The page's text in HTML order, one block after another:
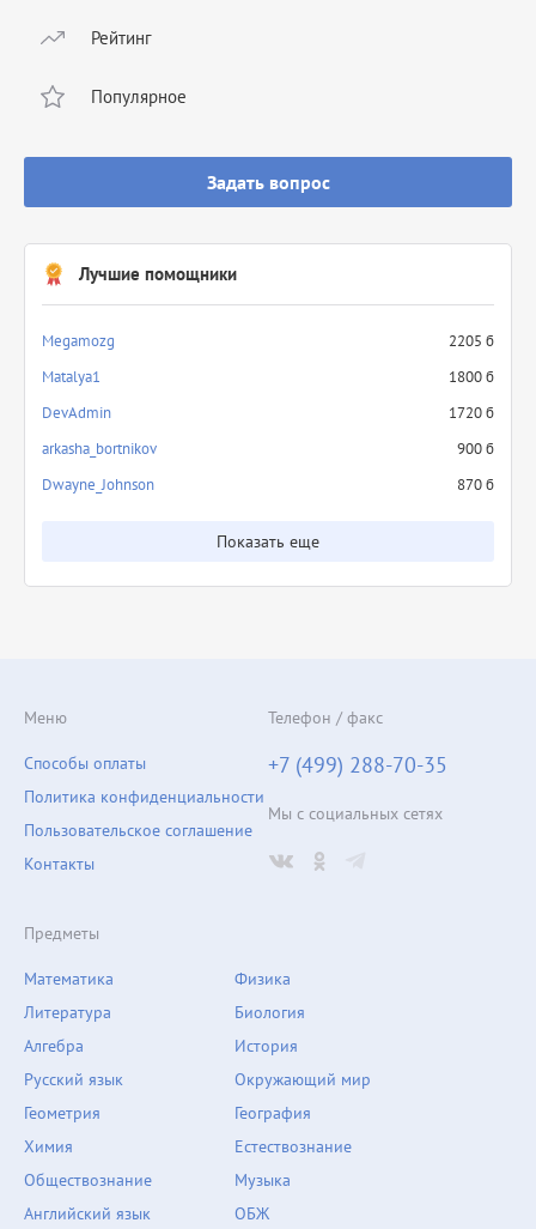
Рейтинг
Популярное
Задать вопрос
Лучшие помощники
Megamozg
2205 б
Matalya1
1800 б
DevAdmin
1720 б
arkasha_bortnikov
900 б
Dwayne_Johnson
870 б
Показать еще
Предметы
Математика
Литература
Алгебра
Русский язык
Геометрия
Химия
Физика
Биология
История
Окружающий мир
География
Естествознание
Обществознание
Английский язык
Музыка
ОБЖ
Меню
Способы оплаты
Политика конфиденциальности
Пользовательское соглашение
Контакты
Телефон / факс
+7 (499) 288-70-35
Мы с социальных сетях